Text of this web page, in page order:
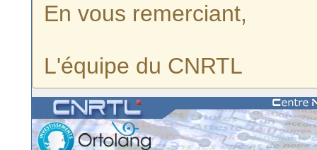
En vous remerciant,
L'équipe du CNRTL